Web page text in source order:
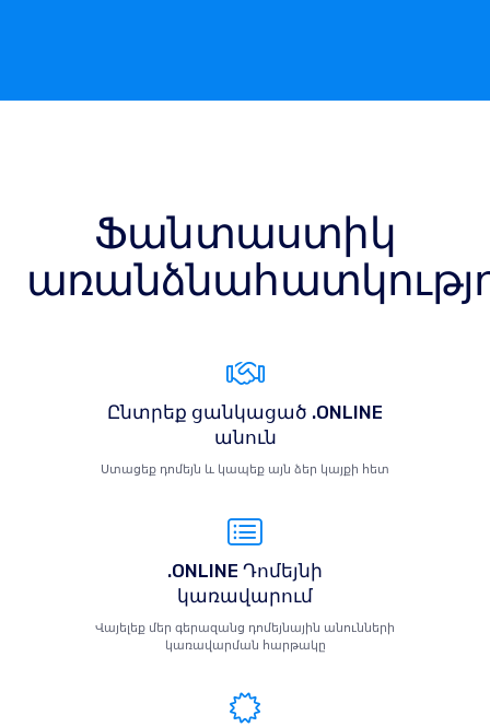
Ֆանտաստիկ
Ընտրեք ցանկացած .ONLINE
անուն
Ստացեք դոմեյն և կապեք այն ձեր կայքի հետ
.ONLINE Դոմեյնի
կառավարում
Վայելեք մեր գերազանց դոմեյնային անունների
կառավարման հարթակը